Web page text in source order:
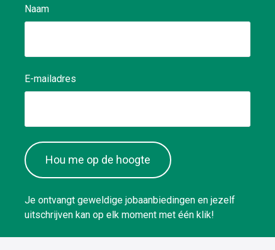
Naam
E-mailadres
Hou me op de hoogte
Je ontvangt geweldige jobaanbiedingen en jezelf
uitschrijven kan op elk moment met één klik!